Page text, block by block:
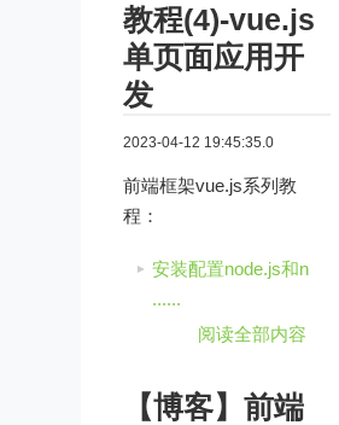
教程(4)-vue.js
单页面应用开
发
2023-04-12 19:45:35.0
前端框架vue.js系列教
程：
安装配置node.js和n
......
阅读全部内容
【博客】前端